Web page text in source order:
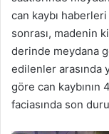
can kaybı
sonrası, madenin
derinde meydana
edilenler arasında
göre can kaybının
faciasında son